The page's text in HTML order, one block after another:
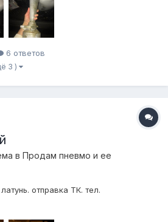
6 ответов
3 )
в Продам пневмо и ее
отправка ТК. тел.